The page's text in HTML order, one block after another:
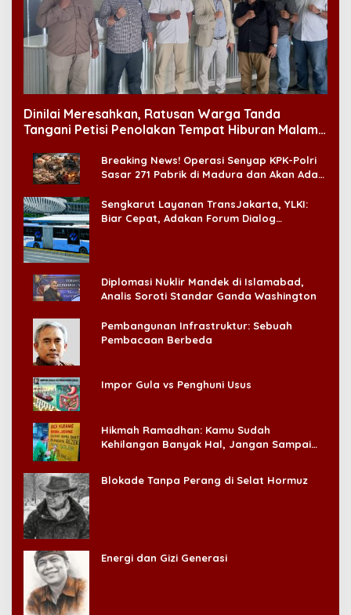
Dinilai Meresahkan, Ratusan Warga Tanda
Tangani Petisi Penolakan Tempat Hiburan Malam
Breaking News! Operasi Senyap KPK-Polri
Sasar 271 Pabrik di Madura dan Akan Ada
Sengkarut Layanan TransJakarta, YLKI:
Biar Cepat, Adakan Forum Dialog
Diplomasi Nuklir Mandek di Islamabad,
Analis Soroti Standar Ganda Washington
Pembangunan Infrastruktur: Sebuah
Pembacaan Berbeda
Impor Gula vs Penghuni Usus
Hikmah Ramadhan: Kamu Sudah
Kehilangan Banyak Hal, Jangan Sampai
Blokade Tanpa Perang di Selat Hormuz
Energi dan Gizi Generasi